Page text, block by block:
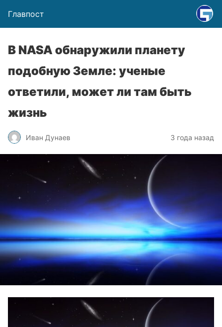
Главпост
В NASA обнаружили планету
подобную Земле: ученые
ответили, может ли там быть
жизнь
Иван Дунаев 3 года назад